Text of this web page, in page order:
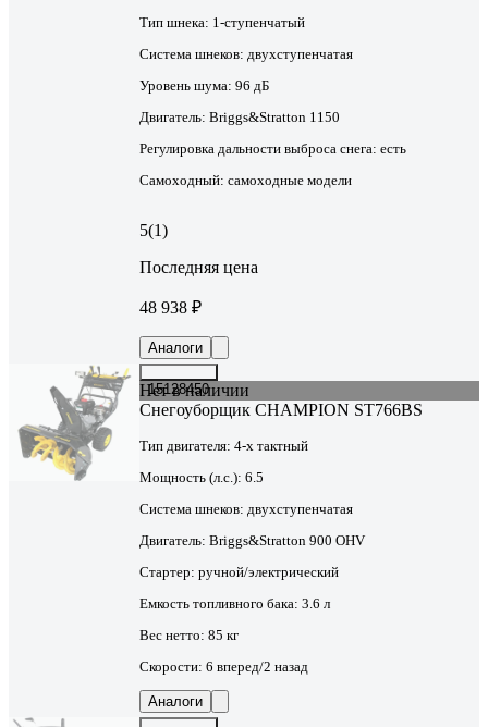
Тип шнека: 1-ступенчатый
Система шнеков: двухступенчатая
Уровень шума: 96 дБ
Двигатель: Briggs&Stratton 1150
Регулировка дальности выброса снега: есть
Самоходный: самоходные модели
5(1)
Последняя цена
48 938 ₽
Аналоги
15128450
Нет в наличии
Снегоуборщик CHAMPION ST766BS
Тип двигателя: 4-х тактный
Мощность (л.с.): 6.5
Система шнеков: двухступенчатая
Двигатель: Briggs&Stratton 900 OHV
Стартер: ручной/электрический
Емкость топливного бака: 3.6 л
Вес нетто: 85 кг
Скорости: 6 вперед/2 назад
Аналоги